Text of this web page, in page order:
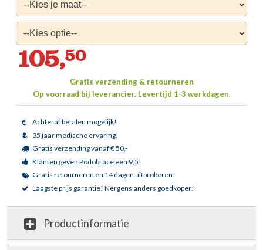
105,50
Gratis verzending & retourneren
Op voorraad bij leverancier.Levertijd 1-3 werkdagen.
Achteraf betalen mogelijk!
35 jaar medische ervaring!
Gratis verzending vanaf € 50,-
Klanten geven Podobrace een 9,5!
Gratis retourneren en 14 dagen uitproberen!
Laagste prijs garantie! Nergens anders goedkoper!
Productinformatie